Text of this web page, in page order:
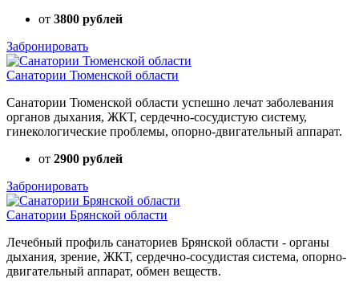
от 3800 рублей
Забронировать
Санатории Тюменской области
Санатории Тюменской области успешно лечат заболевания
органов дыхания, ЖКТ, сердечно-сосудистую систему,
гинекологические проблемы, опорно-двигательный аппарат.
от 2900 рублей
Забронировать
Санатории Брянской области
Лечебный профиль санаториев Брянской области - органы
дыхания, зрение, ЖКТ, сердечно-сосудистая система, опорно-
двигательный аппарат, обмен веществ.